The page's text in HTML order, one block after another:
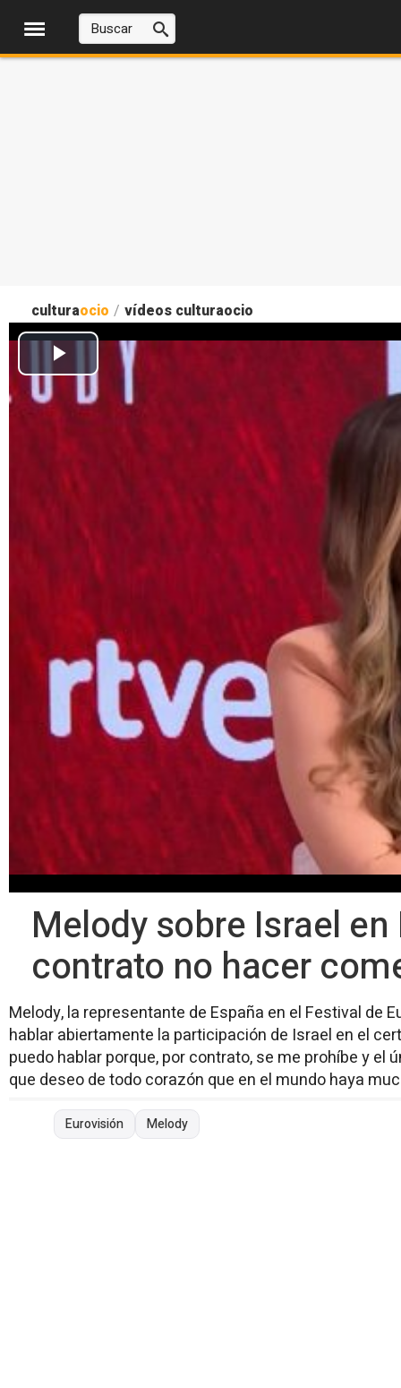
culturaocio / vídeos culturaocio
Melody sobre Israel
contrato no hacer
Melody, la representante de España en el Festival de
hablar abiertamente la participación de Israel en el
puedo hablar porque, por contrato, se me prohíbe y el
que deseo de todo corazón que en el mundo haya
Eurovisión Melody